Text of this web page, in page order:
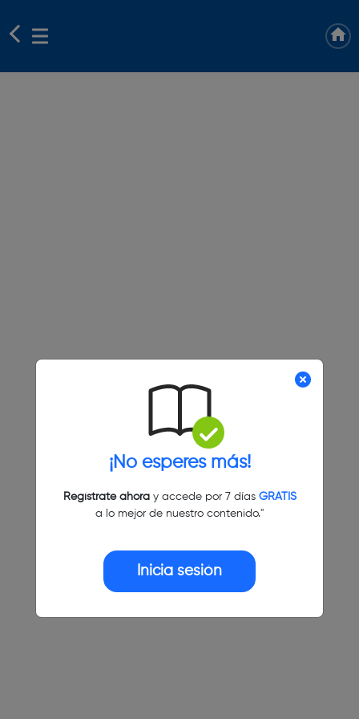
¡No esperes más!
Regístrate ahoray accede por 7 días GRATIS
a lo mejor de nuestro contenido."
Inicia sesión